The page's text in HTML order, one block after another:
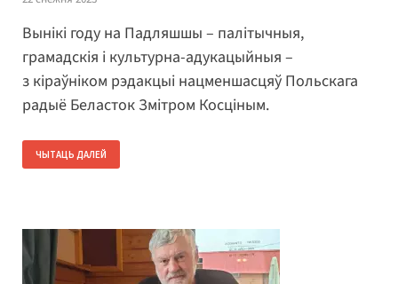
Вынікі году на Падляшшы – палітычныя,
грамадскія і культурна-адукацыйныя –
з кіраўніком рэдакцыі нацменшасцяў Польскага
радыё Беласток Змітром Косціным.
ЧЫТАЦЬ ДАЛЕЙ